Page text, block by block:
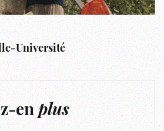
Université
enplus